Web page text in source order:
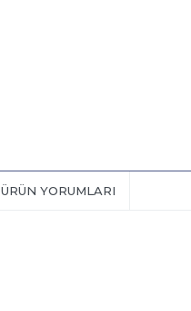
ÜRÜN YORUMLARI